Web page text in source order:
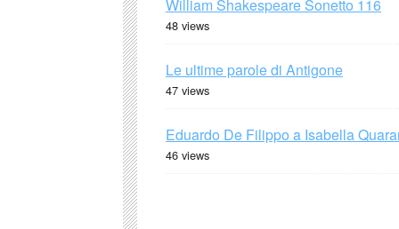
William Shakespeare Sonetto 116
48 views
Le ultime parole di Antigone
47 views
Eduardo De Filippo a Isabella
46 views